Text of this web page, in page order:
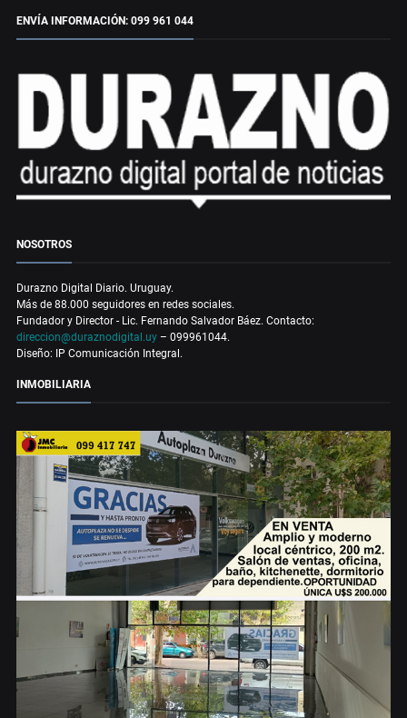
ENVÍA INFORMACIÓN: 099 961 044
NOSOTROS
Durazno Digital Diario. Uruguay.
Más de 88.000 seguidores en redes sociales.
Fundador y Director - Lic. Fernando Salvador Báez. Contacto:
direccion@duraznodigital.uy – 099961044.
Diseño: IP Comunicación Integral.
INMOBILIARIA